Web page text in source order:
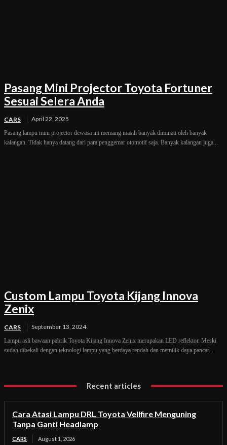
Pasang Mini Projector Toyota Fortuner
Sesuai Selera Anda
CARS April 22, 2025
Pasang lampu mini projector dewasa ini memang masih banyak diminati oleh banyak
kalangan. Tidak hanya datang dari para penggemar otomotif saja. Banyak kalangan juga...
Custom Lampu Toyota Kijang Innova
Zenix
CARS September 13, 2024
Lampu asli bawaan pabrik Toyota Kijang Innova Zenix merupakan LED reflektor. Meski
sudah dibekali dengan teknologi lampu yang berdaya rendah dan memilik daya pancar...
Recent articles
Cara Atasi Lampu DRL Toyota Vellfire Menguning
Tanpa Ganti Headlamp
CARS August 1, 2026